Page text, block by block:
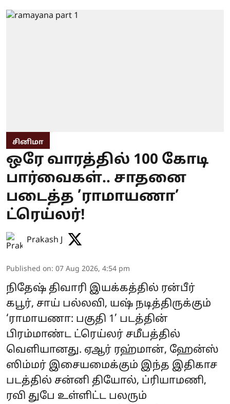
சினிமா
ஒரே வாரத்தில் 100 கோடி
பார்வைகள்.. சாதனை
படைத்த ’ராமாயணா’
ட்ரெய்லர்!
Prakash J
Published on: 07 Aug 2026, 4:54 pm
நிதேஷ் திவாரி இயக்கத்தில் ரன்பீர்
கபூர், சாய் பல்லவி, யஷ் நடித்திருக்கும்
‘ராமாயணா: பகுதி 1’ படத்தின்
பிரம்மாண்ட ட்ரெய்லர் சமீபத்தில்
வெளியானது. ஏஆர் ரஹ்மான், ஹேன்ஸ்
ஸிம்மர் இசையமைக்கும் இந்த இதிகாச
படத்தில் சன்னி தியோல், ப்ரியாமணி,
ரவி துபே உள்ளிட்ட பலரும்